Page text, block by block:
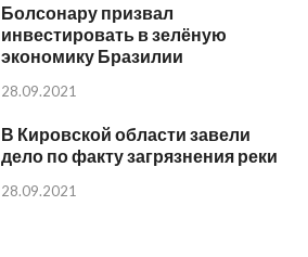
Болсонару призвал
инвестировать в зелёную
экономику Бразилии
28.09.2021
В Кировской области завели
дело по факту загрязнения реки
28.09.2021